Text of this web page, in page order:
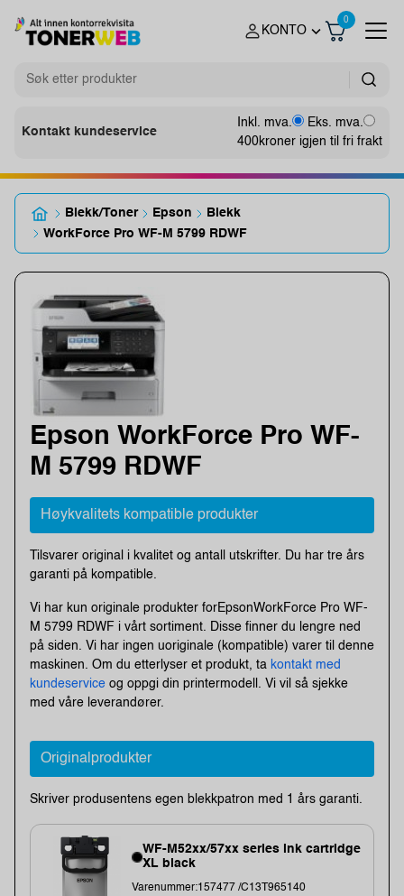
KONTO
0
Kontakt kundeservice
Inkl. mva.
Eks. mva.
400kroner igjen til fri frakt
Blekk/Toner Epson
Blekk
WorkForce Pro WF-M 5799 RDWF
Epson WorkForce Pro WF-
M 5799 RDWF
Høykvalitets kompatible produkter
Tilsvarer original i kvalitet og antall utskrifter. Du har tre års
garanti på kompatible.
Vi har kun originale produkter forEpsonWorkForce Pro WF-
M 5799 RDWF i vårt sortiment. Disse finner du lengre ned
på siden. Vi har ingen uoriginale (kompatible) varer til denne
maskinen. Om du etterlyser et produkt, ta kontakt med
kundeservice og oppgi din printermodell. Vi vil så sjekke
med våre leverandører.
Originalprodukter
Skriver produsentens egen blekkpatron med 1 års garanti.
WF-M52xx/57xx series ink cartridge
XL black
Varenummer:157477 /C13T965140